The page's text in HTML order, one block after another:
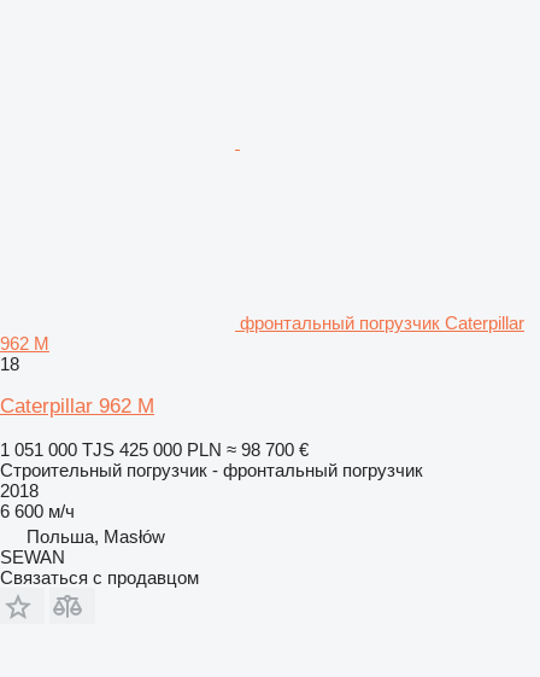
фронтальный погрузчик Caterpillar
962 M
18
Caterpillar 962 M
1 051 000 TJS 425 000 PLN ≈ 98 700 €
Строительный погрузчик - фронтальный погрузчик
2018
6 600 м/ч
Польша, Masłów
SEWAN
Связаться с продавцом